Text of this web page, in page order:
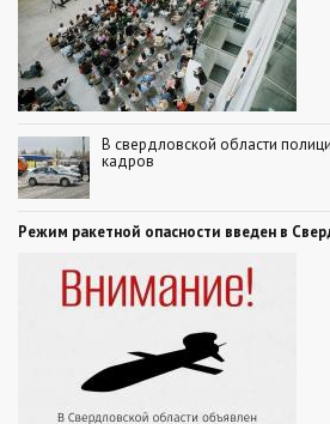
В свердловской области
кадров
Режим ракетной опасности введен в